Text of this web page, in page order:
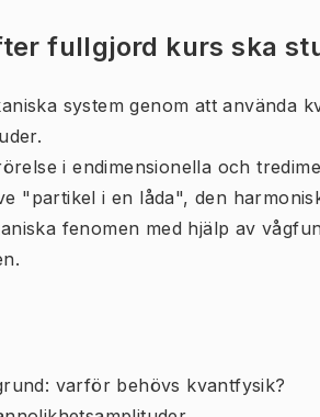
fullgjord kurs ska
system genom att använda
i endimensionella och
"partikel i en låda", den
fenomen med hjälp av
varför behövs kvantfysik?